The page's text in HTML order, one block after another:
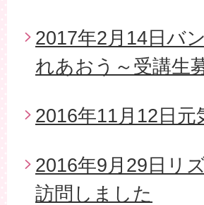
2017年2月14日バ
れあおう～受講生
2016年11月12日
2016年9月29日リ
訪問しました